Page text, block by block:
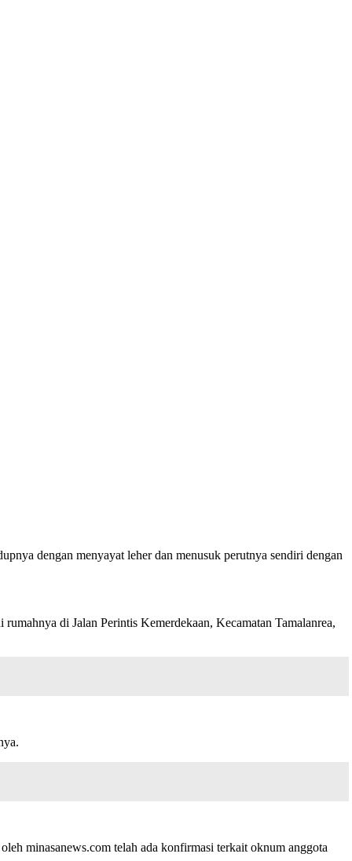
dengan menyayat leher dan menusuk perutnya sendiri dengan
di Jalan Perintis Kemerdekaan, Kecamatan Tamalanrea,
minasanews.com telah ada konfirmasi terkait oknum anggota